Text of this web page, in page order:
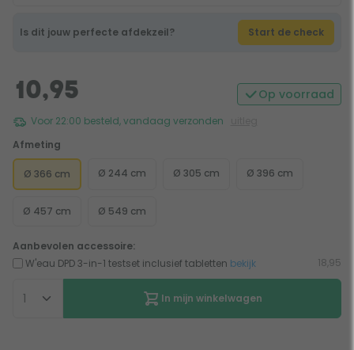
Is dit jouw perfecte afdekzeil? Start de check
10,95 Op voorraad
Voor 22:00 besteld, vandaag verzonden
Afmeting
Ø 366 cm Ø 244 cm Ø 305 cm Ø 396 cm
Ø 457 cm Ø 549 cm
Aanbevolen accessoire:
W'eau DPD 3-in-1 testset inclusief tabletten bekijk 18,95
In mijn winkelwagen